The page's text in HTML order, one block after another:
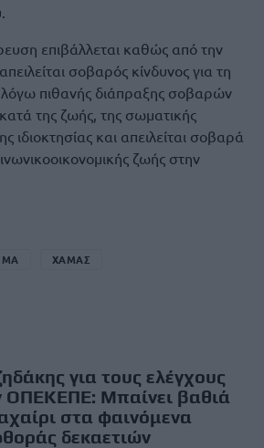
επιβάλλεται καθώς από την
σοβαρός κίνδυνος για τη
πιθανής διάπραξης σοβαρών
της ζωής, της σωματικής
ιδιοκτησίας και απειλείται σοβαρά
ζωής στην
ΧΑΜΑΣ
για τους ελέγχους
ΟΠΕΚΕΠΕ: Μπαίνει βαθιά
στα φαινόμενα
δεκαετιών